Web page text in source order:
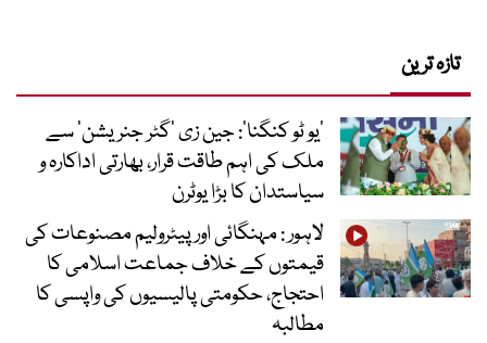
تازہ ترین
’یو ٹو کنگنا‘: جین زی ’گٹر جنریشن‘ سے
ملک کی اہم طاقت قرار، بھارتی اداکارہ و
سیاستدان کا بڑا یوٹرن
لاہور : مہنگائی اور پیٹرولیم مصنوعات کی
قیمتوں کے خلاف جماعت اسلامی کا
احتجاج، حکومتی پالیسیوں کی واپسی کا
مطالبہ